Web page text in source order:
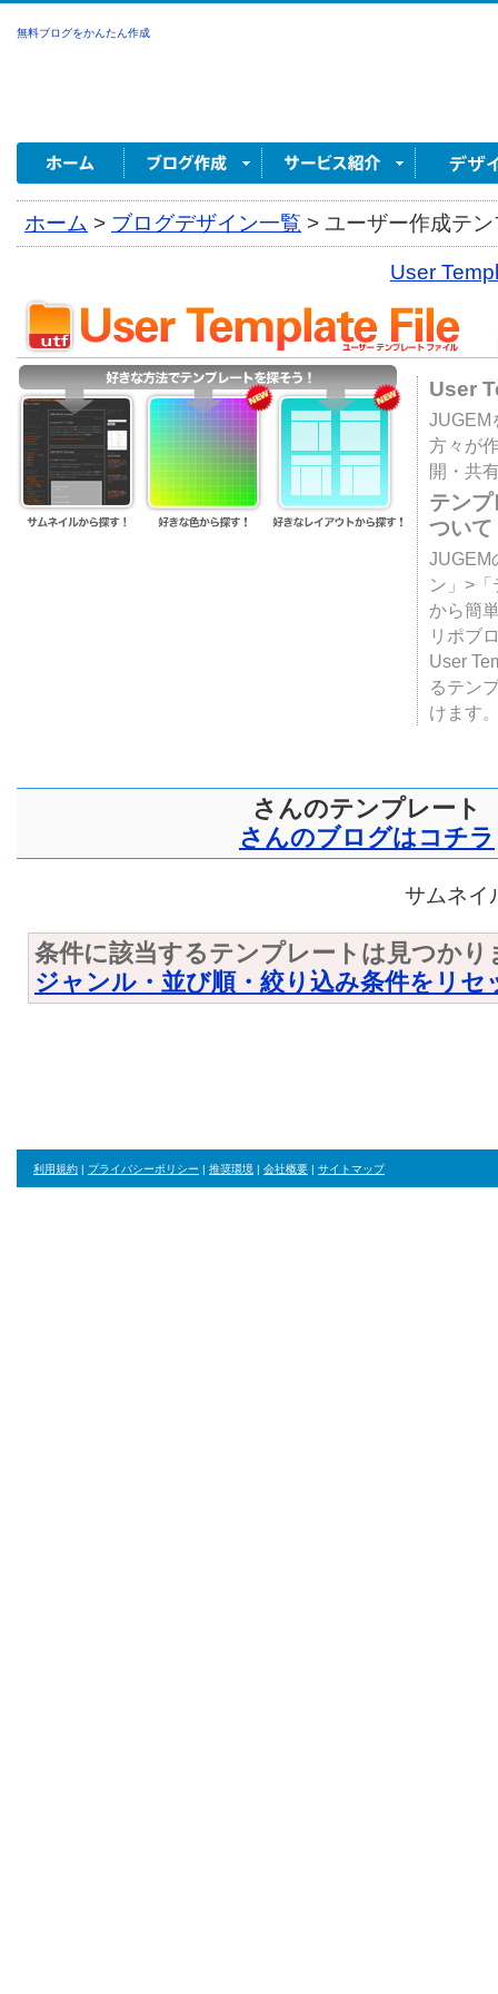
無料ブログをかんたん作成
ホーム > ブログデザイン一覧 > ユーザー作成テ
User
User
JUGEM
方々が
開・共
テン
ついて
JUGEM
ン」>
から簡
リポブ
User
るテン
けます
さんのテンプレート
さんのブログはコチラ
サムネイ
条件に該当するテンプレートは見つかり
ジャンル・並び順・絞り込み条件をリセ
利用規約 | プライバシーポリシー | 推奨環境 | 会社概要 | サイトマップ